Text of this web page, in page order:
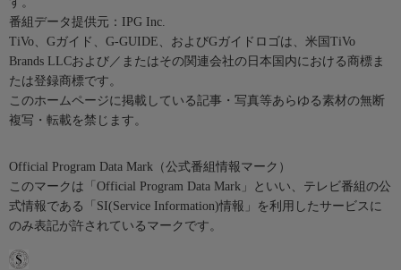
番組データ提供元：IPG Inc.
TiVo、Gガイド、G-GUIDE、およびGガイドロゴは、米国TiVo
Brands LLCおよび／またはその関連会社の日本国内における商標ま
たは登録商標です。
このホームページに掲載している記事・写真等あらゆる素材の無断
複写・転載を禁じます。
Official Program Data Mark（公式番組情報マーク）
このマークは「Official Program Data Mark」といい、テレビ番組の公
式情報である「SI(Service Information)情報」を利用したサービスに
のみ表記が許されているマークです。